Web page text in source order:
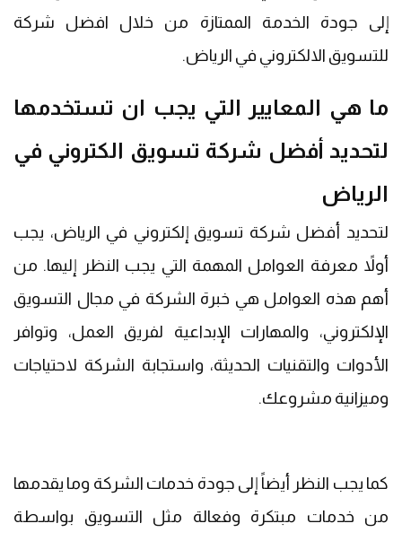
إلى جودة الخدمة الممتازة من خلال افضل شركة
للتسويق الالكتروني في الرياض.
ما هي المعايير التي يجب ان تستخدمها
لتحديد أفضل شركة تسويق الكتروني في
الرياض
لتحديد أفضل شركة تسويق إلكتروني في الرياض، يجب
أولاً معرفة العوامل المهمة التي يجب النظر إليها. من
أهم هذه العوامل هي خبرة الشركة في مجال التسويق
الإلكتروني، والمهارات الإبداعية لفريق العمل، وتوافر
الأدوات والتقنيات الحديثة، واستجابة الشركة لاحتياجات
وميزانية مشروعك.
كما يجب النظر أيضاً إلى جودة خدمات الشركة وما يقدمها
من خدمات مبتكرة وفعالة مثل التسويق بواسطة